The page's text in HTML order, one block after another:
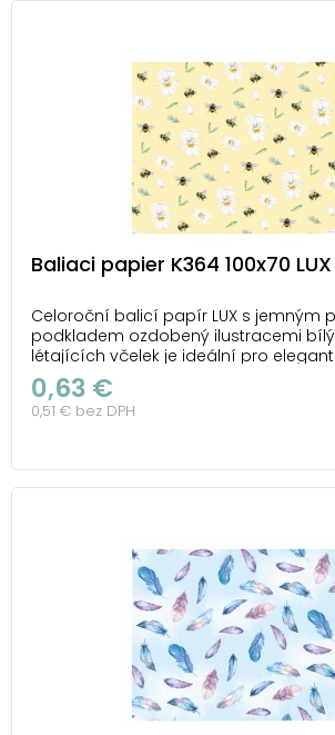
Baliaci papier K364 100x70 LUX
Celoroční balicí papír LUX s jemným
podkladem ozdobený ilustracemi
létajících včelek je ideální pro
balení. Kombinuje svěží přírodní
estetikou, díky čemuž se hodí pro
svatby i drobné pozornosti během
0,63 €
0,51 € bez DPH